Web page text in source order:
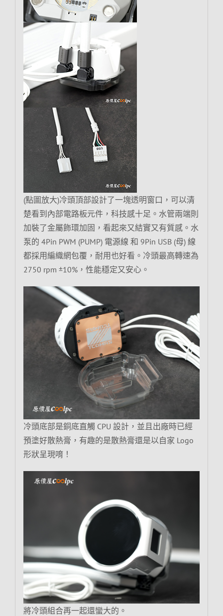
(點圖放大)冷頭頂部設計了一塊透明窗口，可以清
楚看到內部電路板元件，科技感十足。水管兩端則
加裝了金屬飾環加固，看起來又結實又有質感。水
泵的 4Pin PWM (PUMP) 電源線 和 9Pin USB (母) 線
都採用編織網包覆，耐用也好看。冷頭最高轉速為
2750 rpm ±10%，性能穩定又安心。
冷頭底部是銅底直觸 CPU 設計，並且出廠時已經
預塗好散熱膏，有趣的是散熱膏還是以自家 Logo
形狀呈現唷！
將冷頭組合再一起還蠻大的。